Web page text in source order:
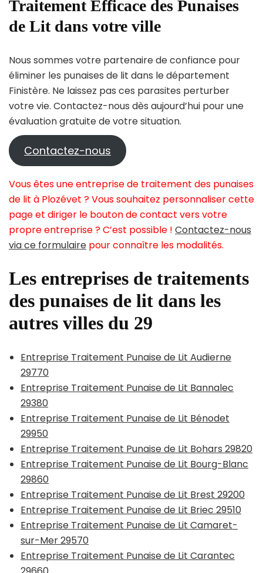
Traitement Efficace des Punaises
de Lit dans votre ville
Nous sommes votre partenaire de confiance pour
éliminer les punaises de lit dans le département
Finistère. Ne laissez pas ces parasites perturber
votre vie. Contactez-nous dès aujourd’hui pour une
évaluation gratuite de votre situation.
Contactez-nous
Vous êtes une entreprise de traitement des punaises
de lit à Plozévet ? Vous souhaitez personnaliser cette
page et diriger le bouton de contact vers votre
propre entreprise ? C’est possible ! Contactez-nous
via ce formulaire pour connaître les modalités.
Les entreprises de traitements
des punaises de lit dans les
autres villes du 29
Entreprise Traitement Punaise de Lit Audierne
29770
Entreprise Traitement Punaise de Lit Bannalec
29380
Entreprise Traitement Punaise de Lit Bénodet
29950
Entreprise Traitement Punaise de Lit Bohars 29820
Entreprise Traitement Punaise de Lit Bourg-Blanc
29860
Entreprise Traitement Punaise de Lit Brest 29200
Entreprise Traitement Punaise de Lit Briec 29510
Entreprise Traitement Punaise de Lit Camaret-
sur-Mer 29570
Entreprise Traitement Punaise de Lit Carantec